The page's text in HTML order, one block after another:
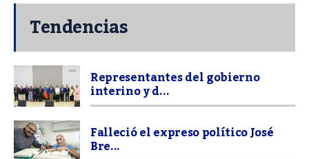
Tendencias
Representantes del gobierno
interino y d...
Falleció el expreso político José
Bre...